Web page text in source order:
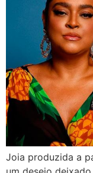
Joia produzida a